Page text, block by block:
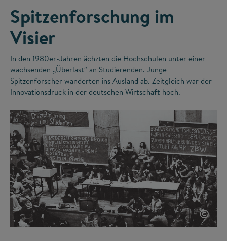
Spitzenforschung im
Visier
In den 1980er-Jahren ächzten die Hochschulen unter einer
wachsenden „Überlast“ an Studierenden. Junge
Spitzenforscher wanderten ins Ausland ab. Zeitgleich war der
Innovationsdruck in der deutschen Wirtschaft hoch.
©